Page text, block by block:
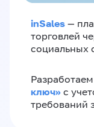
inSales —
торговлей
социальных
Разработаем
ключ»‎ с
требований